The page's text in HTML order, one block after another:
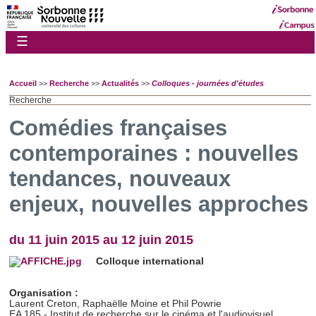
☰
Accueil >> Recherche >> Actualités >> Colloques - journées d'études
Recherche
Comédies françaises
contemporaines : nouvelles
tendances, nouveaux
enjeux, nouvelles approches
du 11 juin 2015 au 12 juin 2015
Colloque international
Organisation :
Laurent Creton, Raphaëlle Moine et Phil Powrie